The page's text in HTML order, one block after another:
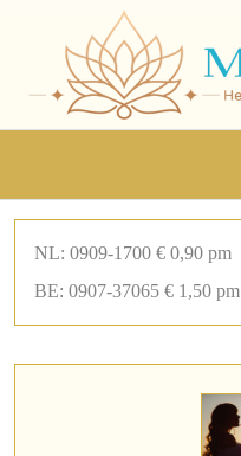
NL: 0909-1700 € 0,90 pm
BE: 0907-37065 € 1,50 pm